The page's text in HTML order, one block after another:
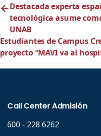
←Destacada experta
tecnológica asume
UNAB
Estudiantes de Campus
proyecto “MAVI va al